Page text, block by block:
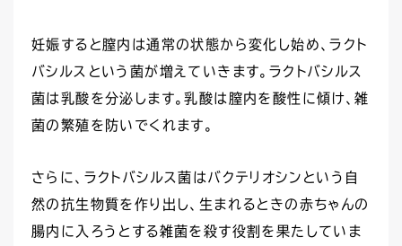
妊娠すると膣内は通常の状態から変化し始め、ラクト
バシルスという菌が増えていきます。ラクトバシルス
菌は乳酸を分泌します。乳酸は膣内を酸性に傾け、雑
菌の繁殖を防いでくれます。
さらに、ラクトバシルス菌はバクテリオシンという自
然の抗生物質を作り出し、生まれるときの赤ちゃんの
腸内に入ろうとする雑菌を殺す役割を果たしていま